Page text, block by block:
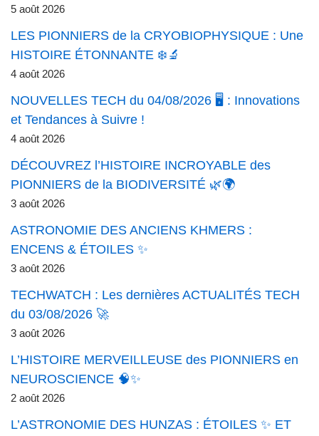
5 août 2026
LES PIONNIERS de la CRYOBIOPHYSIQUE : Une
HISTOIRE ÉTONNANTE ❄️🔬
4 août 2026
NOUVELLES TECH du 04/08/2026 🖥️ : Innovations
et Tendances à Suivre !
4 août 2026
DÉCOUVREZ l’HISTOIRE INCROYABLE des
PIONNIERS de la BIODIVERSITÉ 🌿🌍
3 août 2026
ASTRONOMIE DES ANCIENS KHMERS :
ENCENS & ÉTOILES ✨
3 août 2026
TECHWATCH : Les dernières ACTUALITÉS TECH
du 03/08/2026 🚀
3 août 2026
L’HISTOIRE MERVEILLEUSE des PIONNIERS en
NEUROSCIENCE 🧠✨
2 août 2026
L’ASTRONOMIE DES HUNZAS : ÉTOILES ✨ ET